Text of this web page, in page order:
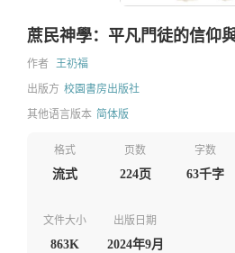
蔗民神學：平凡門徒的信仰
作者 王礽福
出版方 校園書房出版社
其他语言版本 简体版
格式
流式
页数
224页
字数
63千字
文件大小
863K
出版日期
2024年9月